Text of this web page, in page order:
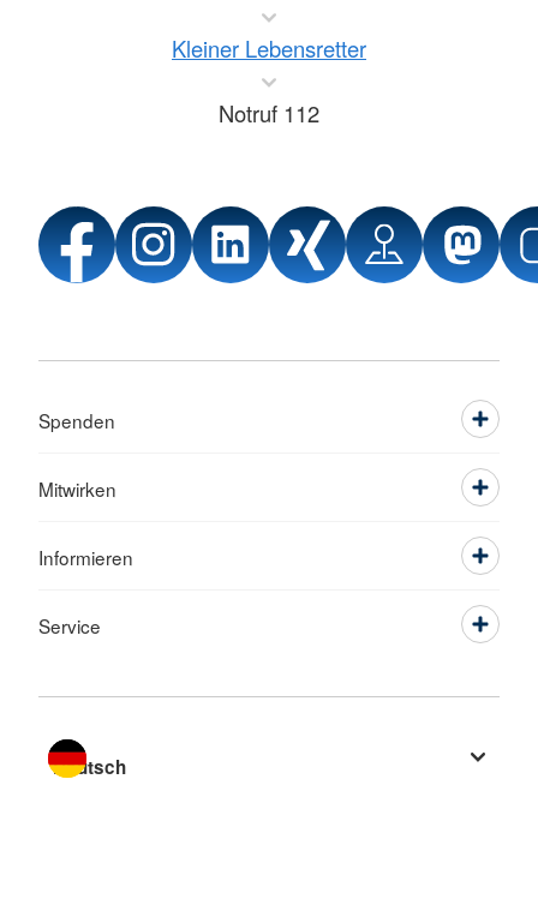
Kleiner Lebensretter
Notruf 112
Spenden
Mitwirken
Informieren
Service
Sprache wechseln zu